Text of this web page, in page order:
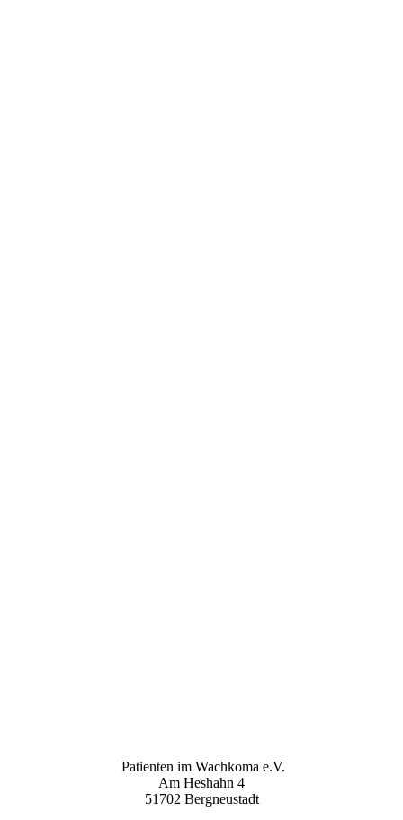
Patienten im Wachkoma e.V.
Am Heshahn 4
51702 Bergneustadt